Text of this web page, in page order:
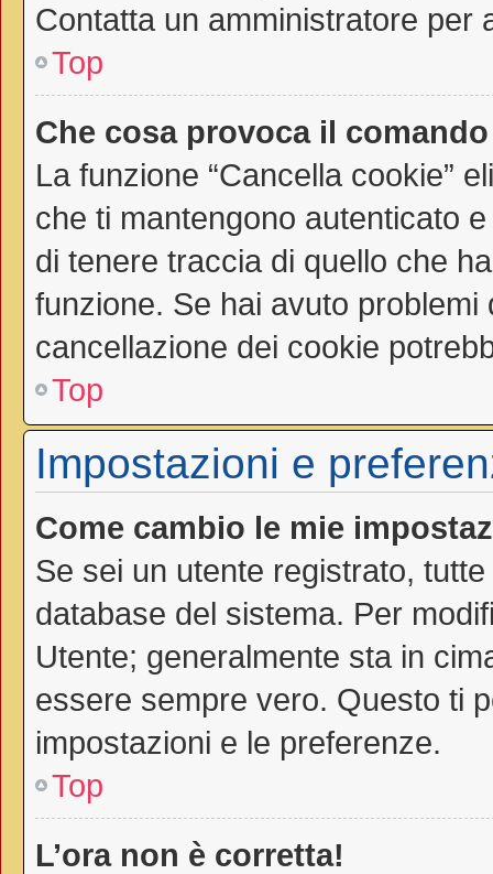
Contatta un amministratore per
Top
Che cosa provoca il
La funzione “Cancella cookie”
che ti mantengono autenticato
di tenere traccia di quello che
funzione. Se hai avuto
cancellazione dei cookie
Top
Impostazioni e
Come cambio le mie
Se sei un utente registrato,
database del sistema. Per
Utente; generalmente sta in
essere sempre vero. Questo ti
impostazioni e le preferenze.
Top
L’ora non è corretta!